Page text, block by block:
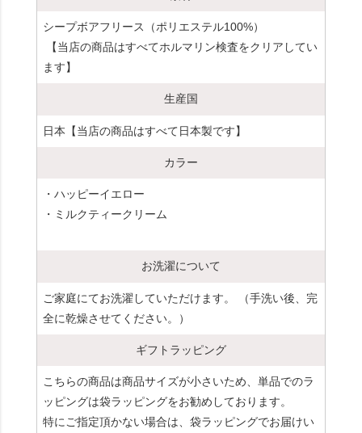
シープボアフリース（ポリエステル100%）
【当店の商品はすべてホルマリン検査をクリアしてい
ます】
生産国
日本【当店の商品はすべて日本製です】
カラー
・ハッピーイエロー
・ミルクティークリーム
お洗濯について
ご家庭にてお洗濯していただけます。 （手洗い後、完
全に乾燥させてください。）
ギフトラッピング
こちらの商品は商品サイズが小さいため、単品でのラ
ッピングは袋ラッピングをお勧めしております。
特にご指定頂かない場合は、袋ラッピングでお届けい